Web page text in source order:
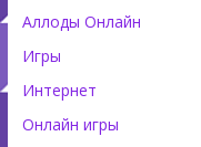
Аллоды Онлайн
Игры
Интернет
Онлайн игры